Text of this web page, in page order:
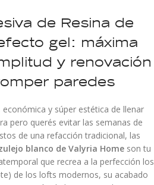
de Resina de
gel: máxima
y renovación
paredes
económica y súper estética de llenar
pero querés evitar las semanas de
de una refacción tradicional, las
blanco de Valyria Home son tu
que recrea a la perfección los
de los lofts modernos, su acabado